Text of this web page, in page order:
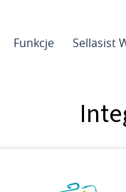
Funkcje Sellasist